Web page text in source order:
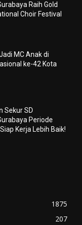
Raih Gold
Choir Festival
MC Anak di
ke-42 Kota
Sekur SD
Periode
Kerja Lebih Baik!
1875
207